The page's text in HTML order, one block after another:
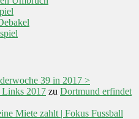
39 in 2017 >
Links 2017 zu Dortmund erfindet
Miete zahlt | Fokus Fussball